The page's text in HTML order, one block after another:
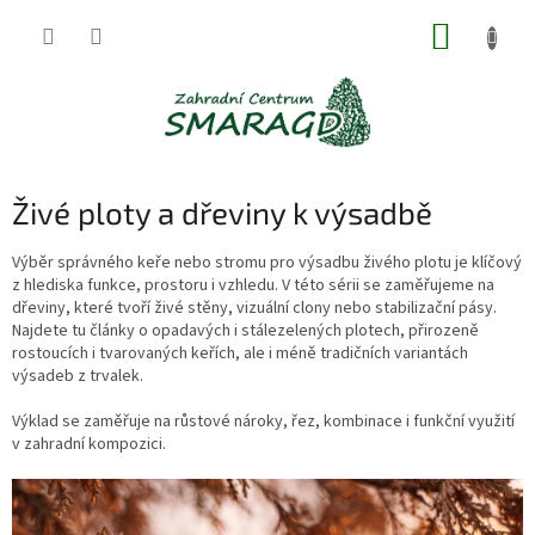
Živé ploty a dřeviny k výsadbě
Výběr správného keře nebo stromu pro výsadbu živého plotu je klíčový
z hlediska funkce, prostoru i vzhledu. V této sérii se zaměřujeme na
dřeviny, které tvoří živé stěny, vizuální clony nebo stabilizační pásy.
Najdete tu články o opadavých i stálezelených plotech, přirozeně
rostoucích i tvarovaných keřích, ale i méně tradičních variantách
výsadeb z trvalek.
Výklad se zaměřuje na růstové nároky, řez, kombinace i funkční využití
v zahradní kompozici.
V
ý